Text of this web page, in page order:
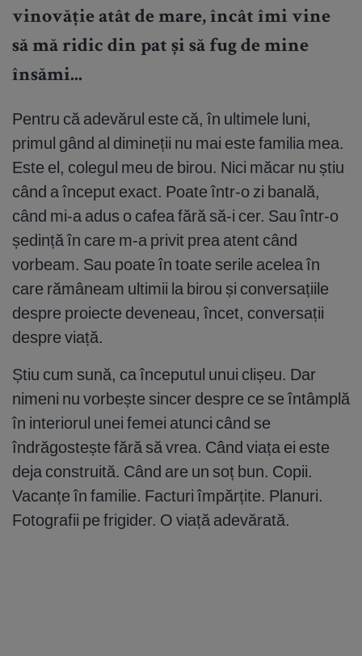
vinovăție atât de mare, încât îmi vine
să mă ridic din pat și să fug de mine
însămi...
Pentru că adevărul este că, în ultimele luni,
primul gând al dimineții nu mai este familia mea.
Este el, colegul meu de birou. Nici măcar nu știu
când a început exact. Poate într-o zi banală,
când mi-a adus o cafea fără să-i cer. Sau într-o
ședință în care m-a privit prea atent când
vorbeam. Sau poate în toate serile acelea în
care rămâneam ultimii la birou și conversațiile
despre proiecte deveneau, încet, conversații
despre viață.
Știu cum sună, ca începutul unui clișeu. Dar
nimeni nu vorbește sincer despre ce se întâmplă
în interiorul unei femei atunci când se
îndrăgostește fără să vrea. Când viața ei este
deja construită. Când are un soț bun. Copii.
Vacanțe în familie. Facturi împărțite. Planuri.
Fotografii pe frigider. O viață adevărată.